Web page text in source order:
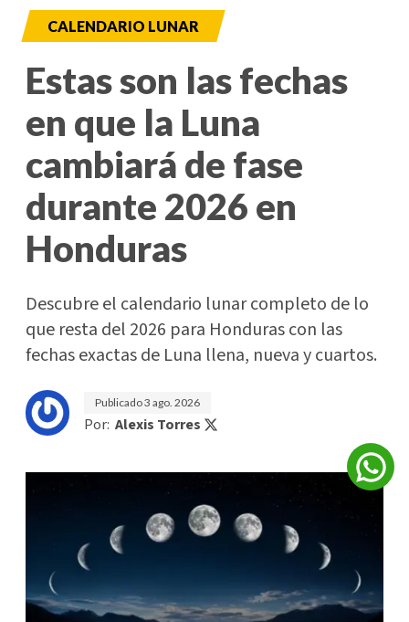
CALENDARIO LUNAR
Estas son las fechas
en que la Luna
cambiará de fase
durante 2026 en
Honduras
Descubre el calendario lunar completo de lo
que resta del 2026 para Honduras con las
fechas exactas de Luna llena, nueva y cuartos.
Publicado3 ago. 2026
Por: Alexis Torres